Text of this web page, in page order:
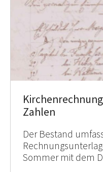
Zahlen
Der Bestand
Sommer mit dem